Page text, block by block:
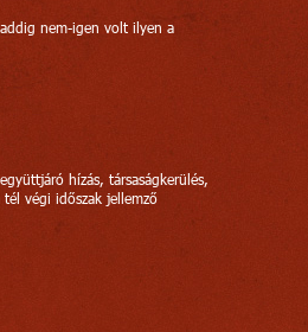
nem-igen volt ilyen a
hízás, társaságkerülés,
végi időszak jellemző